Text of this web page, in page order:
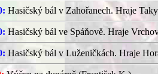
Hasičský bál v Zahořanech. Hraje
Hasičský bál ve Spáňově. Hraje
Hasičský bál v Luženičkách. Hraje